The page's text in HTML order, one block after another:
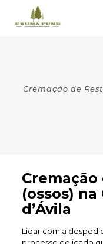
Cremação de
(ossos)
d’Ávila
Lidar com a